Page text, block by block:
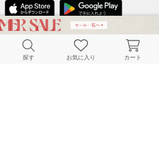
SERVICE
探す お気に入り カート